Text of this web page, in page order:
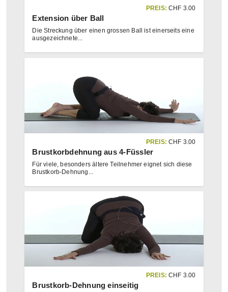
PREIS: CHF 3.00
Extension über Ball
Die Streckung über einen grossen Ball ist einerseits eine
ausgezeichnete...
PREIS: CHF 3.00
Brustkorbdehnung aus 4-Füssler
Für viele, besonders ältere Teilnehmer eignet sich diese
Brustkorb-Dehnung
PREIS: CHF 3.00
Brustkorb-Dehnung einseitig